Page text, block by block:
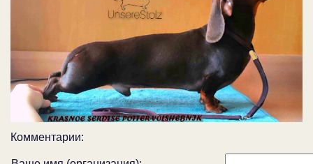
Комментарии: